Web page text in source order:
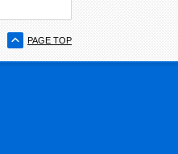
PAGE TOP